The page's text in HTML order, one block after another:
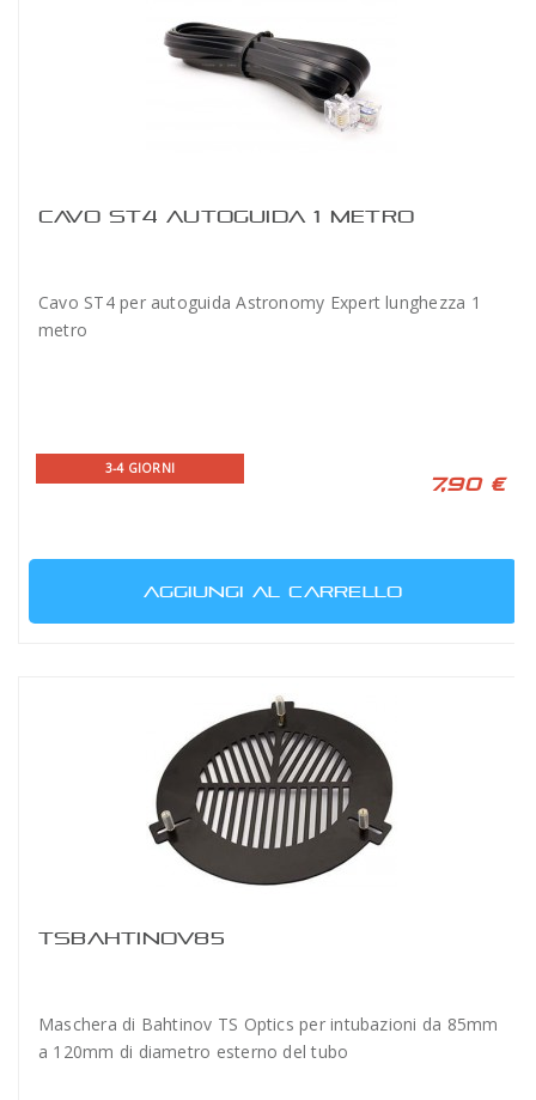
CAVO ST4 AUTOGUIDA 1 METRO
Cavo ST4 per autoguida Astronomy Expert lunghezza 1
metro
3-4 GIORNI
7,90 €
AGGIUNGI AL CARRELLO
TSBAHTINOV85
Maschera di Bahtinov TS Optics per intubazioni da 85mm
a 120mm di diametro esterno del tubo